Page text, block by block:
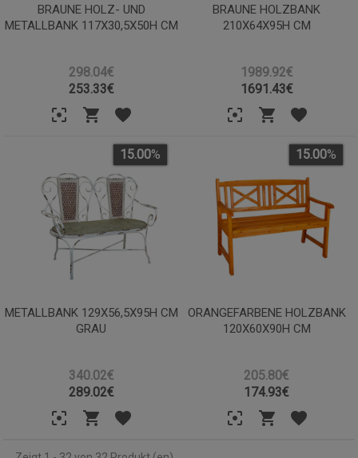
BRAUNE HOLZ- UND
METALLBANK 117X30,5X50H CM
298.04€
253.33€
BRAUNE HOLZBANK
210X64X95H CM
1989.92€
1691.43€
METALLBANK 129X56,5X95H CM
GRAU
340.02€
15.00%
289.02€
ORANGEFARBENE HOLZBANK
120X60X90H CM
205.80€
15.00%
174.93€